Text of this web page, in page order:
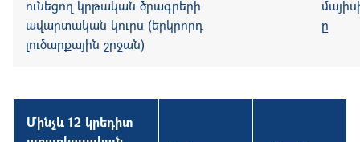
ունեցող կրթական ծրագրերի
ավարտական կուրս (երկրորդ
լուծարքային շրջան)
ը
Մինչև 12 կրեդիտ